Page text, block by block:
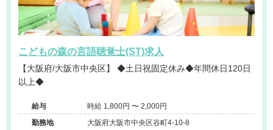
こどもの森の言語聴覚士(ST)求人
【大阪府/大阪市中央区】 ◆土日祝固定休み◆年間休日120日
以上◆
給与
時給 1,800円 〜 2,000円
勤務地
大阪府大阪市中央区谷町4-10-8